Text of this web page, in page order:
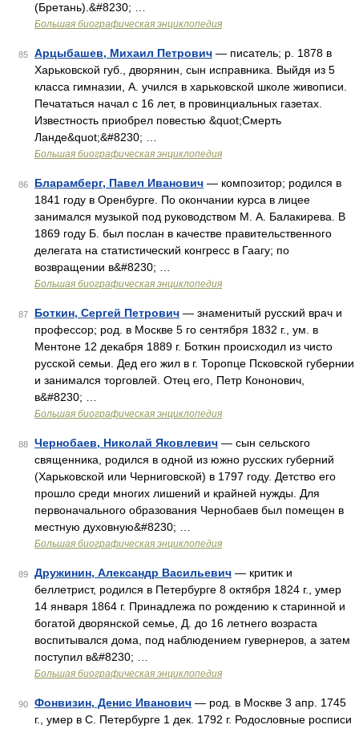
(Бретань).&#8230; …
Большая биографическая энциклопедия
85 Арцыбашев, Михаил Петрович — писатель; р. 1878 в
Харьковской губ., дворянин, сын исправника. Выйдя из 5
класса гимназии, А. учился в харьковской школе живописи.
Печататься начал с 16 лет, в провинциальных газетах.
Известность приобрел повестью &quot;Смерть
Ланде&quot;&#8230; …
Большая биографическая энциклопедия
86 Бларамберг, Павел Иванович — композитор; родился в
1841 году в Оренбурге. По окончании курса в лицее
занимался музыкой под руководством М. А. Балакирева. В
1869 году Б. был послан в качестве правительственного
делегата на статистический конгресс в Гаагу; по
возвращении в&#8230; …
Большая биографическая энциклопедия
87 Боткин, Сергей Петрович — знаменитый русский врач и
профессор; род. в Москве 5 го сентября 1832 г., ум. в
Ментоне 12 декабря 1889 г. Боткин происходил из чисто
русской семьи. Дед его жил в г. Торопце Псковской губернии
и занимался торговлей. Отец его, Петр Кононович,
в&#8230; …
Большая биографическая энциклопедия
88 Чернобаев, Николай Яковлевич — сын сельского
священника, родился в одной из южно русских губерний
(Харьковской или Черниговской) в 1797 году. Детство его
прошло среди многих лишений и крайней нужды. Для
первоначального образования Чернобаев был помещен в
местную духовную&#8230; …
Большая биографическая энциклопедия
89 Дружинин, Александр Васильевич — критик и
беллетрист, родился в Петербурге 8 октября 1824 г., умер
14 января 1864 г. Принадлежа по рождению к старинной и
богатой дворянской семье, Д. до 16 летнего возраста
воспитывался дома, под наблюдением гувернеров, а затем
поступил в&#8230; …
Большая биографическая энциклопедия
90 Фонвизин, Денис Иванович — род. в Москве 3 апр. 1745
г., умер в С. Петербурге 1 дек. 1792 г. Родословные росписи